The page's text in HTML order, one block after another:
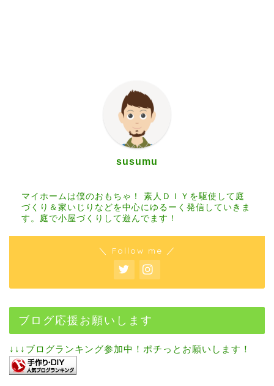
susumu
マイホームは僕のおもちゃ！ 素人ＤＩＹを駆使して庭
づくり＆家いじりなどを中心にゆるーく発信していきま
す。庭で小屋づくりして遊んでます！
＼ Follow me ／
ブログ応援お願いします
↓↓↓ブログランキング参加中！ポチっとお願いします！